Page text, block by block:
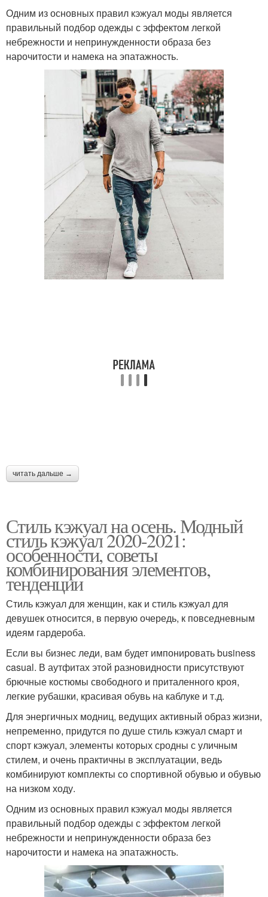
Одним из основных правил кэжуал моды является
правильный подбор одежды с эффектом легкой
небрежности и непринужденности образа без
нарочитости и намека на эпатажность.
читать дальше →
Стиль кэжуал на осень. Модный
стиль кэжуал 2020-2021:
особенности, советы
комбинирования элементов,
тенденции
Стиль кэжуал для женщин, как и стиль кэжуал для
девушек относится, в первую очередь, к повседневным
идеям гардероба.
Если вы бизнес леди, вам будет импонировать business
casual. В аутфитах этой разновидности присутствуют
брючные костюмы свободного и приталенного кроя,
легкие рубашки, красивая обувь на каблуке и т.д.
Для энергичных модниц, ведущих активный образ жизни,
непременно, придутся по душе стиль кэжуал смарт и
спорт кэжуал, элементы которых сродны с уличным
стилем, и очень практичны в эксплуатации, ведь
комбинируют комплекты со спортивной обувью и обувью
на низком ходу.
Одним из основных правил кэжуал моды является
правильный подбор одежды с эффектом легкой
небрежности и непринужденности образа без
нарочитости и намека на эпатажность.